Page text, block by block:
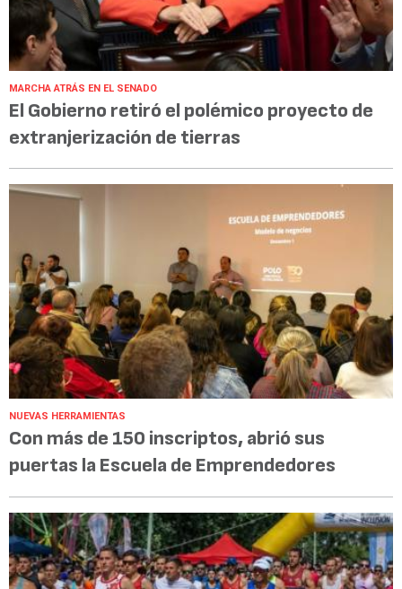
MARCHA ATRÁS EN EL SENADO
El Gobierno retiró el polémico proyecto de
extranjerización de tierras
NUEVAS HERRAMIENTAS
Con más de 150 inscriptos, abrió sus
puertas la Escuela de Emprendedores